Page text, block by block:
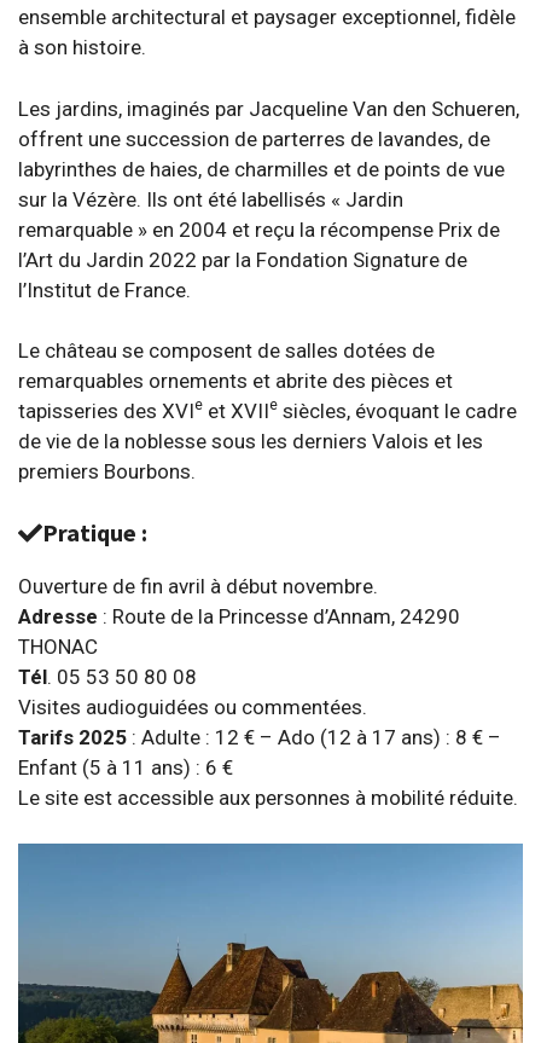
ensemble architectural et paysager exceptionnel, fidèle
à son histoire.
Les jardins, imaginés par Jacqueline Van den Schueren,
offrent une succession de parterres de lavandes, de
labyrinthes de haies, de charmilles et de points de vue
sur la Vézère. Ils ont été labellisés « Jardin
remarquable » en 2004 et reçu la récompense Prix de
l’Art du Jardin 2022 par la Fondation Signature de
l’Institut de France.
Le château se composent de salles dotées de
remarquables ornements et abrite des pièces et
tapisseries des XVIe et XVIIe siècles, évoquant le cadre
de vie de la noblesse sous les derniers Valois et les
premiers Bourbons.
Pratique :
Ouverture de fin avril à début novembre.
Adresse : Route de la Princesse d’Annam, 24290
THONAC
Tél. 05 53 50 80 08
Visites audioguidées ou commentées.
Tarifs 2025 : Adulte : 12 € – Ado (12 à 17 ans) : 8 € –
Enfant (5 à 11 ans) : 6 €
Le site est accessible aux personnes à mobilité réduite.